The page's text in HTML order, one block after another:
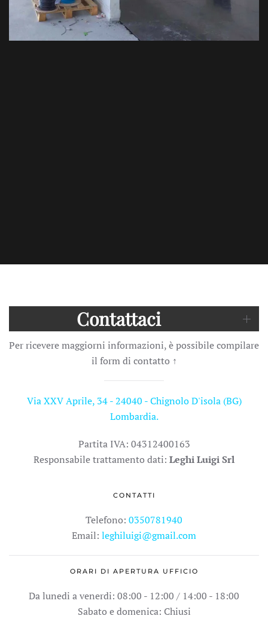
VEDI TUTTO
Contattaci
Per ricevere maggiorni informazioni, è possibile compilare
il form di contatto ↑
Via XXV Aprile, 34 - 24040 - Chignolo D'isola (BG)
Lombardia.
Partita IVA: 04312400163
Responsabile trattamento dati: Leghi Luigi Srl
CONTATTI
Telefono: 0350781940
Email: leghiluigi@gmail.com
ORARI DI APERTURA UFFICIO
Da lunedi a venerdi: 08:00 - 12:00 / 14:00 - 18:00
Sabato e domenica: Chiusi